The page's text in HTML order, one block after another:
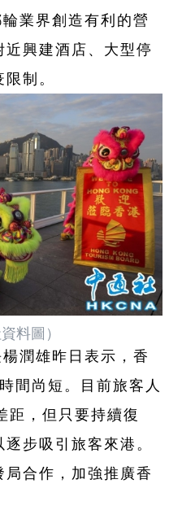
業界創造有利的營
興建酒店、大型停
制。
料圖）
潤雄昨日表示，香
間尚短。目前旅客人
距，但只要持續復
步吸引旅客來港。
合作，加強推廣香